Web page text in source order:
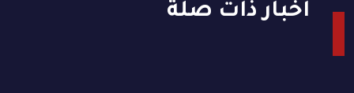
أخبار ذات صلة